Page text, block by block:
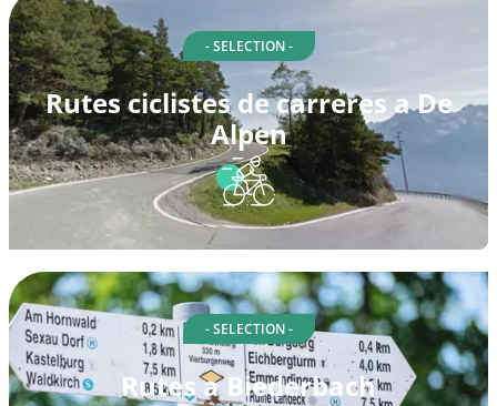
- SELECTION -
Rutes ciclistes de carreres a De
Alpen
- SELECTION -
Rutes a Biederbach